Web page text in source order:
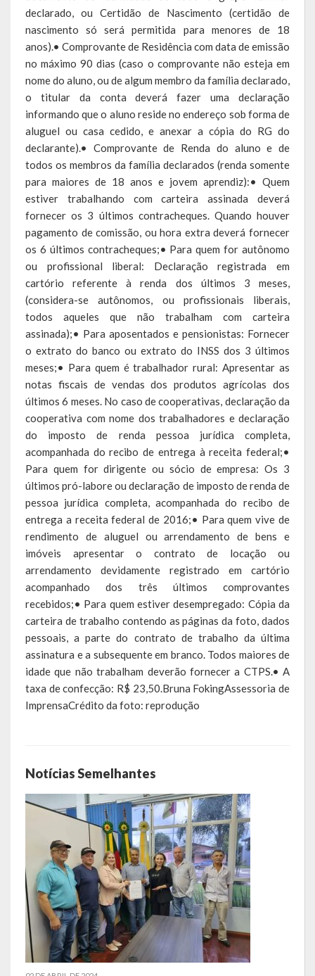
Leis e Decretos
Relatório Circunstanciado
Editais
RPPS
RREO
Publicações Diversas
Eleições Conselho Tutelar
Licitações
Transparência
Portal da Transparência
Contratos
Concurso Público
Processo Seletivo
Carta de Serviços
Repasses e Transferências
declarado, ou Certidão de Nascimento (certidão de
nascimento só será permitida para menores de 18
anos).• Comprovante de Residência com data de emissão
no máximo 90 dias (caso o comprovante não esteja em
nome do aluno, ou de algum membro da família declarado,
o titular da conta deverá fazer uma declaração
informando que o aluno reside no endereço sob forma de
aluguel ou casa cedido, e anexar a cópia do RG do
declarante).• Comprovante de Renda do aluno e de
todos os membros da família declarados (renda somente
para maiores de 18 anos e jovem aprendiz):• Quem
estiver trabalhando com carteira assinada deverá
fornecer os 3 últimos contracheques. Quando houver
pagamento de comissão, ou hora extra deverá fornecer
os 6 últimos contracheques;• Para quem for autônomo
ou profissional liberal: Declaração registrada em
cartório referente à renda dos últimos 3 meses,
(considera-se autônomos, ou profissionais liberais,
todos aqueles que não trabalham com carteira
assinada);• Para aposentados e pensionistas: Fornecer
o extrato do banco ou extrato do INSS dos 3 últimos
meses;• Para quem é trabalhador rural: Apresentar as
notas fiscais de vendas dos produtos agrícolas dos
últimos 6 meses. No caso de cooperativas, declaração da
cooperativa com nome dos trabalhadores e declaração
do imposto de renda pessoa jurídica completa,
acompanhada do recibo de entrega à receita federal;•
Para quem for dirigente ou sócio de empresa: Os 3
últimos pró-labore ou declaração de imposto de renda de
pessoa jurídica completa, acompanhada do recibo de
entrega a receita federal de 2016;• Para quem vive de
rendimento de aluguel ou arrendamento de bens e
imóveis apresentar o contrato de locação ou
arrendamento devidamente registrado em cartório
acompanhado dos três últimos comprovantes
recebidos;• Para quem estiver desempregado: Cópia da
carteira de trabalho contendo as páginas da foto, dados
pessoais, a parte do contrato de trabalho da última
assinatura e a subsequente em branco. Todos maiores de
idade que não trabalham deverão fornecer a CTPS.• A
taxa de confecção: R$ 23,50.Bruna FokingAssessoria de
ImprensaCrédito da foto: reprodução
Notícias Semelhantes